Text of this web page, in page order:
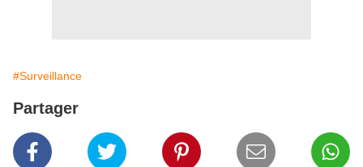
#Surveillance
Partager